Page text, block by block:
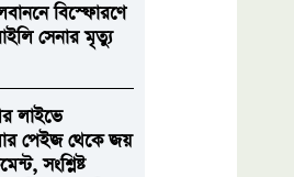
বিস্ফোরণে
সেনার মৃত্যু
লাইভে
পেইজ থেকে জয়
সংশ্লিষ্ট